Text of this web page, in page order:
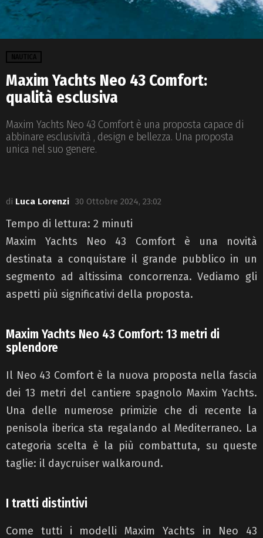
NAUTICA
Maxim Yachts Neo 43 Comfort:
qualità esclusiva
Maxim Yachts Neo 43 Comfort è una proposta capace di
abbinare esclusività , design e bellezza. Una proposta
unica nel suo genere.
di Luca Lorenzi 30 Ottobre 2024, 23:02
Tempo di lettura: 2 minuti
Maxim Yachts Neo 43 Comfort è una novità
destinata a conquistare il grande pubblico in un
segmento ad altissima concorrenza. Vediamo gli
aspetti più significativi della proposta.
Maxim Yachts Neo 43 Comfort: 13 metri di
splendore
Il Neo 43 Comfort è la nuova proposta nella fascia
dei 13 metri del cantiere spagnolo Maxim Yachts.
Una delle numerose primizie che di recente la
penisola iberica sta regalando al Mediterraneo. La
categoria scelta è la più combattuta, su queste
taglie: il daycruiser walkaround.
I tratti distintivi
Come tutti i modelli Maxim Yachts in Neo 43